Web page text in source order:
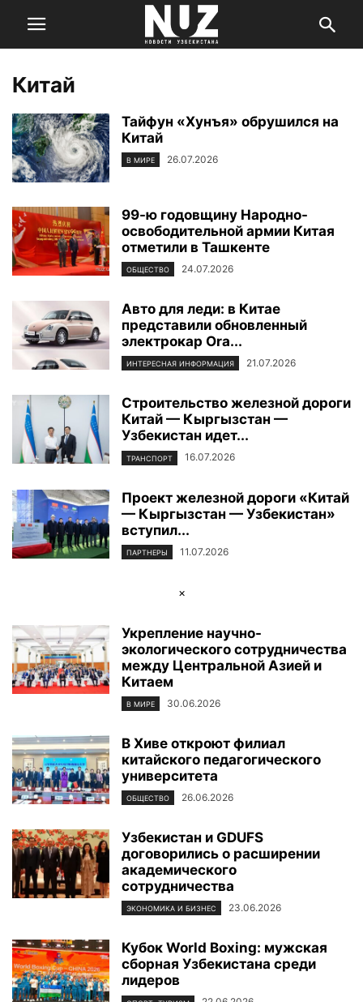
Китай
Тайфун «Хунъя» обрушился на
Китай
В МИРЕ 26.07.2026
99-ю годовщину Народно-
освободительной армии Китая
отметили в Ташкенте
ОБЩЕСТВО 24.07.2026
Авто для леди: в Китае
представили обновленный
электрокар Ora...
ИНТЕРЕСНАЯ ИНФОРМАЦИЯ 21.07.2026
Строительство железной дороги
Китай — Кыргызстан —
Узбекистан идет...
ТРАНСПОРТ 16.07.2026
Проект железной дороги «Китай
— Кыргызстан — Узбекистан»
вступил...
ПАРТНЕРЫ 11.07.2026
×
Укрепление научно-
экологического сотрудничества
между Центральной Азией и
Китаем
В МИРЕ 30.06.2026
В Хиве откроют филиал
китайского педагогического
университета
ОБЩЕСТВО 26.06.2026
Узбекистан и GDUFS
договорились о расширении
академического
сотрудничества
ЭКОНОМИКА И БИЗНЕС 23.06.2026
Кубок World Boxing: мужская
сборная Узбекистана среди
лидеров